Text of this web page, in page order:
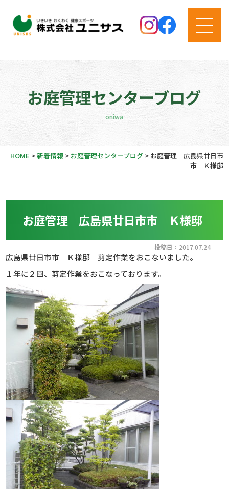
お庭管理センターブログ
oniwa
HOME >新着情報> お庭管理センターブログ> お庭管理 広島県廿日市
市 Ｋ様邸
お庭管理 広島県廿日市市 Ｋ様邸
投稿日：2017.07.24
広島県廿日市市 Ｋ様邸 剪定作業をおこないました。
１年に２回、剪定作業をおこなっております。